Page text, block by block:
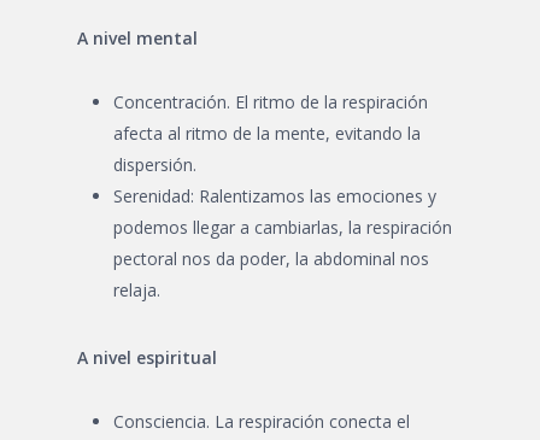
A nivel mental
Concentración. El ritmo de la respiración
afecta al ritmo de la mente, evitando la
dispersión.
Serenidad: Ralentizamos las emociones y
podemos llegar a cambiarlas, la respiración
pectoral nos da poder, la abdominal nos
relaja.
A nivel espiritual
Consciencia. La respiración conecta el